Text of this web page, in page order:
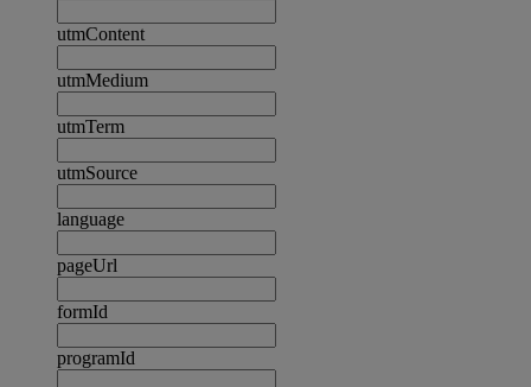
utmContent
utmMedium
utmTerm
utmSource
language
pageUrl
formId
programId